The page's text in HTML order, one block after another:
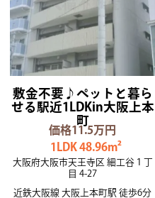
敷金不要♪ペットと暮ら
せる駅近1LDKin大阪上本
町
価格11.5万円
1LDK 48.96m²
大阪府大阪市天王寺区 細工谷１丁
目 4-27
近鉄大阪線 大阪上本町駅 徒歩6分